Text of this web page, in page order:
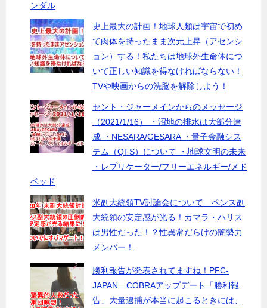
ンダル
史上最大の計画！地球人類は宇宙で初め
て肉体を持ったまま次元上昇（アセンシ
ョン）する！私たちは地球外生命体につ
いて正しい知識を得なければならない！
TVや映画からの洗脳を解除しよう！
セント・ジャーメインからのメッセージ
（2021/1/16） ・沼地の排水は大部分達
成 ・NESARA/GESARA ・量子金融シス
テム（QFS）について ・地球文明の未来
・レプリケーター/フリーエネルギー/メド
ベッド
米副大統領TV討論会について ペンス副
大統領の安定感が光る！カマラ・ハリス
は男性だった！？性異常だらけの闇勢力
メンバー！
勝利報告が発表されてますね！PFC-
JAPAN COBRAアップデート「勝利報
告」大量逮捕が本当に起こるときには、